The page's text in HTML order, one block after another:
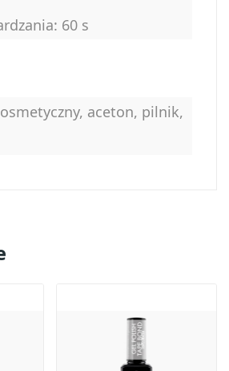
60 s
aceton, pilnik,